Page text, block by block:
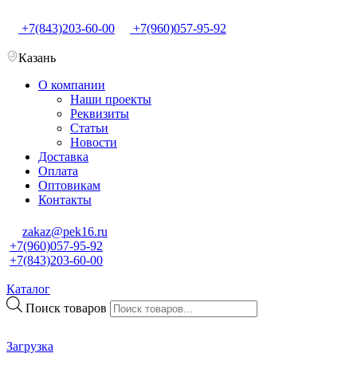
+7(843)203-60-00 +7(960)057-95-92
Казань
О компании
Наши проекты
Реквизиты
Статьи
Новости
Доставка
Оплата
Оптовикам
Контакты
zakaz@pek16.ru
+7(960)057-95-92
+7(843)203-60-00
Каталог
Поиск товаров
Загрузка